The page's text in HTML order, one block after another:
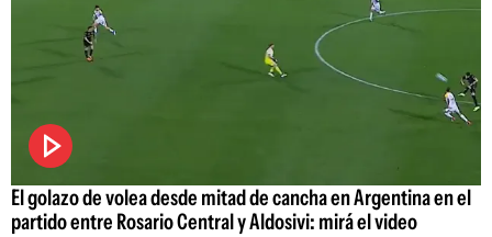
El golazo de volea desde mitad de cancha en Argentina en el
partido entre Rosario Central y Aldosivi: mirá el video